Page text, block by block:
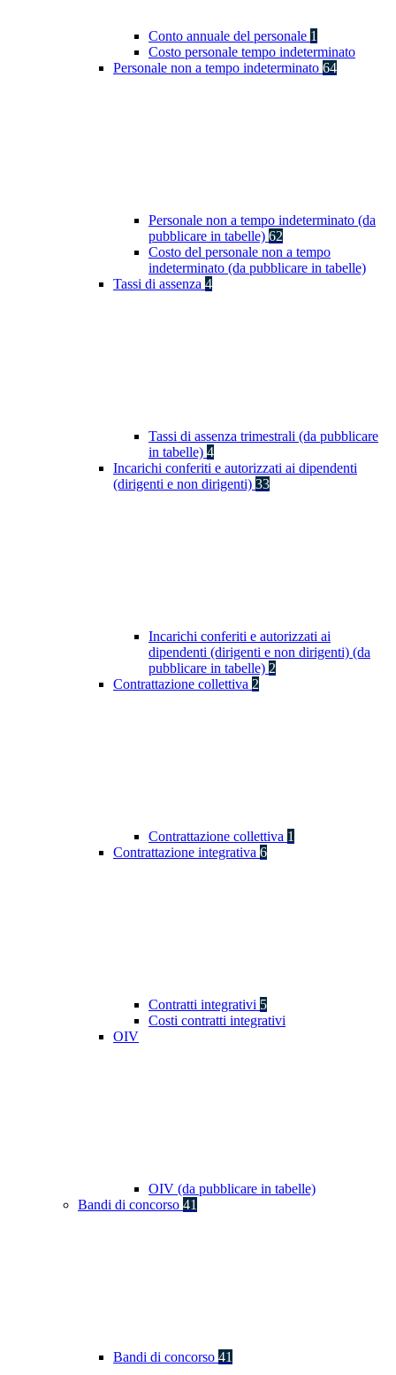
Conto annuale del personale 1
Costo personale tempo indeterminato
Personale non a tempo indeterminato 64
Personale non a tempo indeterminato (da
pubblicare in tabelle) 62
Costo del personale non a tempo
indeterminato (da pubblicare in tabelle)
Tassi di assenza 4
Tassi di assenza trimestrali (da pubblicare
in tabelle) 4
Incarichi conferiti e autorizzati ai dipendenti
(dirigenti e non dirigenti) 33
Incarichi conferiti e autorizzati ai
dipendenti (dirigenti e non dirigenti) (da
pubblicare in tabelle) 2
Contrattazione collettiva 2
Contrattazione collettiva 1
Contrattazione integrativa 6
Contratti integrativi 5
Costi contratti integrativi
OIV
OIV (da pubblicare in tabelle)
Bandi di concorso 41
Bandi di concorso 41